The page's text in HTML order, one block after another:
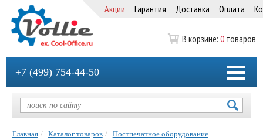
Акции Гарантия Доставка Оплата
В корзине: 0 товаров
+7 (499) 754-44-50
Главная Каталог товаров
Постпечатное оборудование